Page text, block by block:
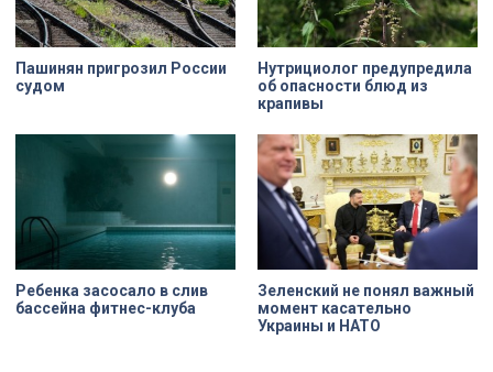
Пашинян пригрозил России
судом
Нутрициолог предупредила
об опасности блюд из
крапивы
Ребенка засосало в слив
бассейна фитнес-клуба
Зеленский не понял важный
момент касательно
Украины и НАТО